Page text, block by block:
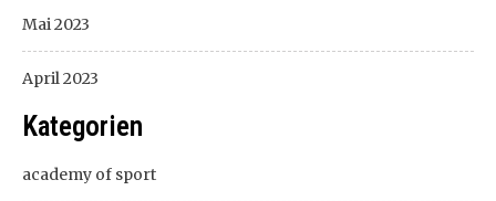
Mai 2023
April 2023
Kategorien
academy of sport